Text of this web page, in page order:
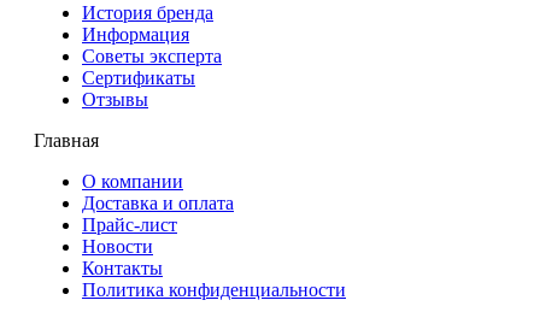
История бренда
Информация
Советы эксперта
Сертификаты
Отзывы
Главная
О компании
Доставка и оплата
Прайс-лист
Новости
Контакты
Политика конфиденциальности